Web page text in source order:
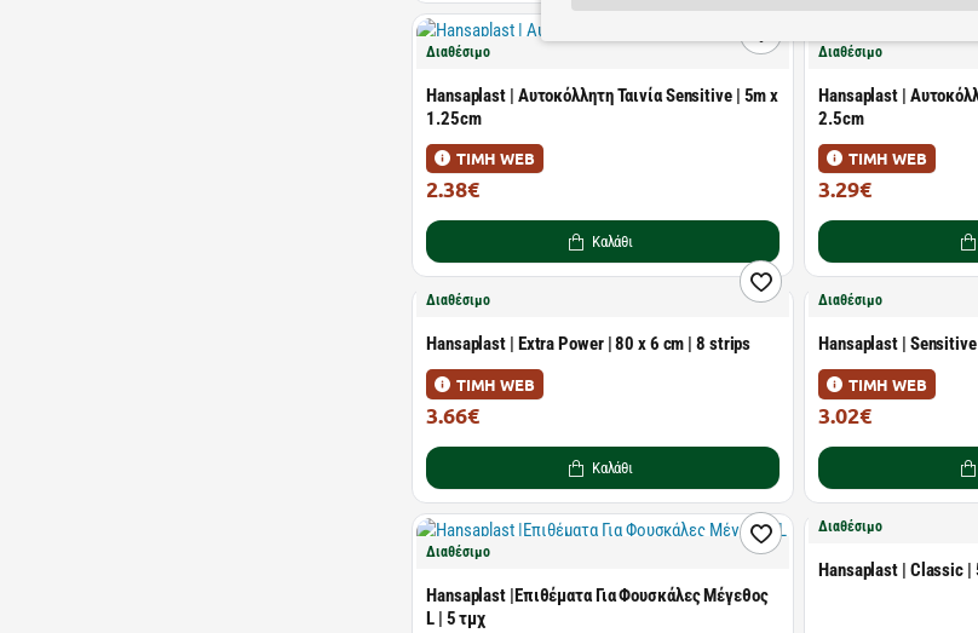
Διαθέσιμο
Hansaplast | Αυτοκόλλητη Ταινία Sensitive | 5m x
1.25cm
ΤΙΜΗ WEB
2.38€
Καλάθι
Διαθέσιμο
Hansaplast |
2.5cm
ΤΙΜΗ WEB
3.29€
Διαθέσιμο
Hansaplast | Extra Power | 80 x 6 cm | 8 strips
ΤΙΜΗ WEB
3.66€
Καλάθι
Διαθέσιμο
Hansaplast |
ΤΙΜΗ WEB
3.02€
Διαθέσιμο
Hansaplast |Επιθέματα Για Φουσκάλες Μέγεθος
L | 5 τμχ
Διαθέσιμο
Hansaplast | Classic |